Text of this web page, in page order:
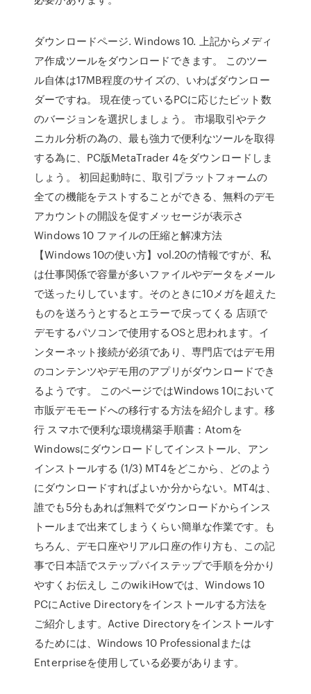
ダウンロードページ. Windows 10. 上記からメディ
ア作成ツールをダウンロードできます。 このツー
ル自体は17MB程度のサイズの、いわばダウンロー
ダーですね。 現在使っているPCに応じたビット数
のバージョンを選択しましょう。 市場取引やテク
ニカル分析の為の、最も強力で便利なツールを取得
する為に、PC版MetaTrader 4をダウンロードしま
しょう。 初回起動時に、取引プラットフォームの
全ての機能をテストすることができる、無料のデモ
アカウントの開設を促すメッセージが表示さ
Windows 10 ファイルの圧縮と解凍方法
【Windows 10の使い方】vol.20の情報ですが、私
は仕事関係で容量が多いファイルやデータをメール
で送ったりしています。そのときに10メガを超えた
ものを送ろうとするとエラーで戻ってくる 店頭で
デモするパソコンで使用するOSと思われます。イ
ンターネット接続が必須であり、専門店ではデモ用
のコンテンツやデモ用のアプリがダウンロードでき
るようです。 このページではWindows 10において
市販デモモードへの移行する方法を紹介します。移
行 スマホで便利な環境構築手順書：Atomを
Windowsにダウンロードしてインストール、アン
インストールする (1/3) MT4をどこから、どのよう
にダウンロードすればよいか分からない。MT4は、
誰でも5分もあれば無料でダウンロードからインス
トールまで出来てしまうくらい簡単な作業です。も
ちろん、デモ口座やリアル口座の作り方も、この記
事で日本語でステップバイステップで手順を分かり
やすくお伝えし このwikiHowでは、Windows 10
PCにActive Directoryをインストールする方法を
ご紹介します。Active Directoryをインストールす
るためには、Windows 10 Professionalまたは
Enterpriseを使用している必要があります。